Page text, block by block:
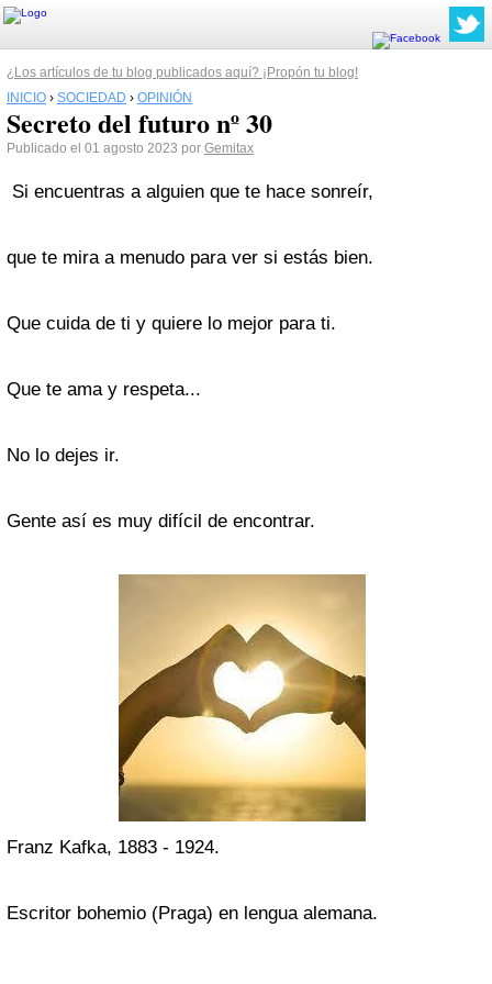
¿Los artículos de tu blog publicados aquí? ¡Propón tu blog!
INICIO › SOCIEDAD › OPINIÓN
Secreto del futuro nº 30
Publicado el 01 agosto 2023 por Gemitax
Si encuentras a alguien que te hace sonreír,
que te mira a menudo para ver si estás bien.
Que cuida de ti y quiere lo mejor para ti.
Que te ama y respeta...
No lo dejes ir.
Gente así es muy difícil de encontrar.
Franz Kafka, 1883 - 1924.
Escritor bohemio (Praga) en lengua alemana.